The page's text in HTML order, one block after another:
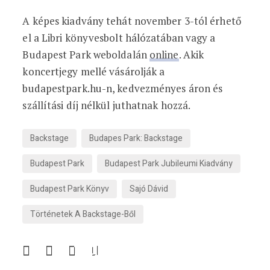
A képes kiadvány tehát november 3-tól érhető
el a Libri könyvesbolt hálózatában vagy a
Budapest Park weboldalán online. Akik
koncertjegy mellé vásárolják a
budapestpark.hu-n, kedvezményes áron és
szállítási díj nélkül juthatnak hozzá.
Backstage
Budapes Park: Backstage
Budapest Park
Budapest Park Jubileumi Kiadvány
Budapest Park Könyv
Sajó Dávid
Történetek A Backstage-Ből
készül Rendezvény
ReStart
Megérkezett a